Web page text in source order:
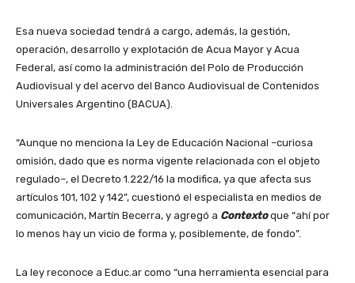
Esa nueva sociedad tendrá a cargo, además, la gestión,
operación, desarrollo y explotación de Acua Mayor y Acua
Federal, así como la administración del Polo de Producción
Audiovisual y del acervo del Banco Audiovisual de Contenidos
Universales Argentino (BACUA).
“Aunque no menciona la Ley de Educación Nacional –curiosa
omisión, dado que es norma vigente relacionada con el objeto
regulado–, el Decreto 1.222/16 la modifica, ya que afecta sus
artículos 101, 102 y 142”, cuestionó el especialista en medios de
comunicación, Martín Becerra, y agregó a Contextoque “ahí por
lo menos hay un vicio de forma y, posiblemente, de fondo”.
La ley reconoce a Educ.ar como “una herramienta esencial para